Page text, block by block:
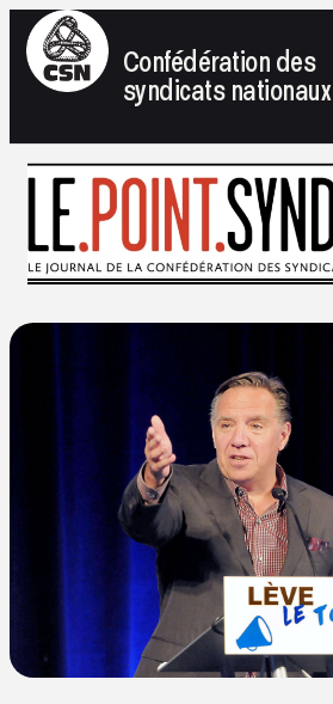
Confédération des
syndicats nationaux